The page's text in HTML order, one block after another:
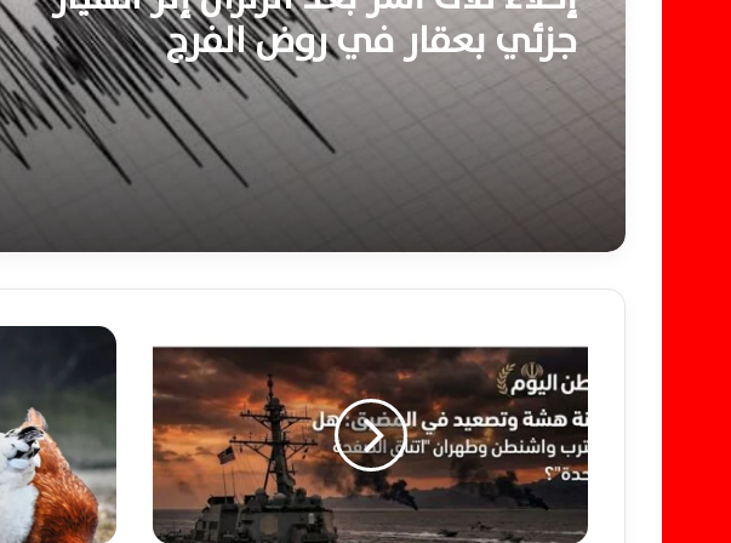
جزئي بعقار في روض الفرج
بالقاهرة
ن
ة
ه
ش
ت
أ
س
ع